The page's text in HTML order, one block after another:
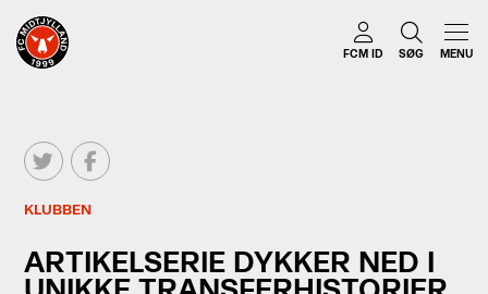
FCM ID SØG MENU
KLUBBEN
ARTIKELSERIE DYKKER NED I